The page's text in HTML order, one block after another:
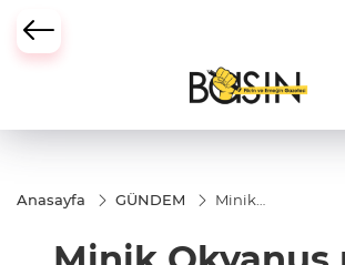
Anasayfa GÜNDEM
Minik
yarışmasında